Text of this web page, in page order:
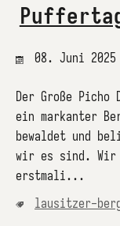
08. Juni 2025
Der Große Picho
ein markanter
bewaldet und
wir es sind. Wir
erstmali...
lausitzer-